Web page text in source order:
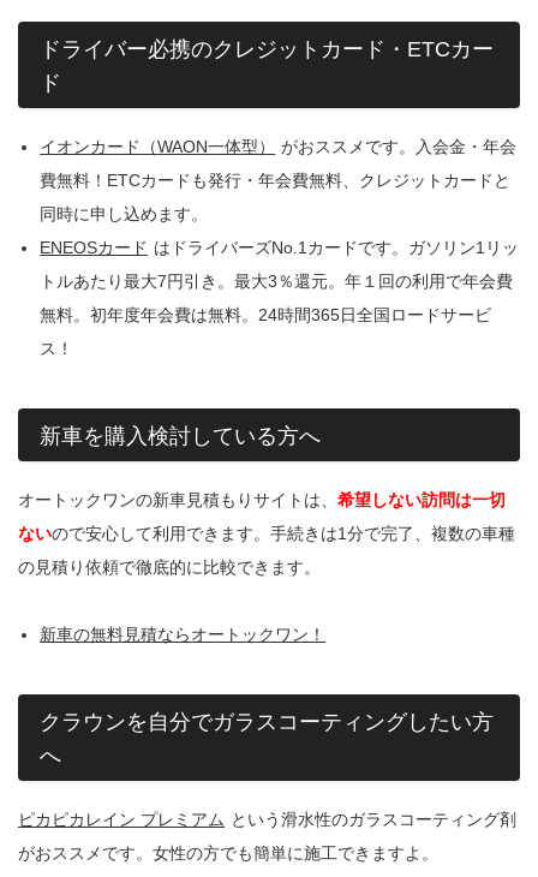
ドライバー必携のクレジットカード・ETCカー
ド
イオンカード（WAON一体型）
がおススメです。入会金・年会
費無料！ETCカードも発行・年会費無料、クレジットカードと
同時に申し込めます。
ENEOSカード はドライバーズNo.1カードです。ガソリン1リッ
トルあたり最大7円引き。最大3％還元。年１回の利用で年会費
無料。初年度年会費は無料。24時間365日全国ロードサービ
ス！
新車を購入検討している方へ
オートックワンの新車見積もりサイトは、 希望しない訪問は一切
ないので安心して利用できます。手続きは1分で完了、複数の車種
の見積り依頼で徹底的に比較できます。
新車の無料見積ならオートックワン！
クラウンを自分でガラスコーティングしたい方
へ
ピカピカレイン プレミアム という滑水性のガラスコーティング剤
がおススメです。女性の方でも簡単に施工できますよ。